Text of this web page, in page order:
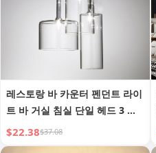
레스토랑 바 카운터 펜던트 라이
트 바 거실 침실 단일 헤드 3 헤
드 유리 펜던트 라이트
$22.38$37.08